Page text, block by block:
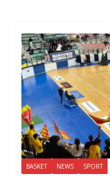
BASKET NEWS SPORT